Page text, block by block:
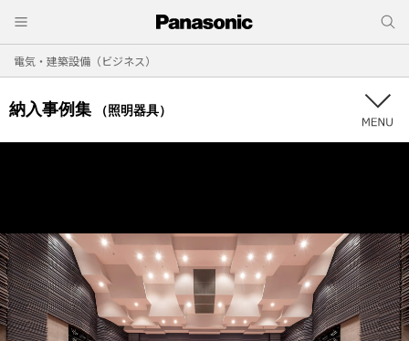
電気・建築設備（ビジネス）
納入事例集 （照明器具）